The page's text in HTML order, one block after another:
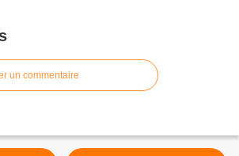
un commentaire